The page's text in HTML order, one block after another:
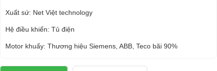
Xuất sứ: Net Việt technology
Hệ điều khiển: Tủ điện
Motor khuấy: Thương hiệu Siemens, ABB, Teco bãi 90%